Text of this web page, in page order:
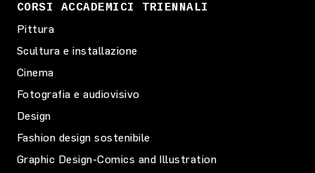
CORSI ACCADEMICI TRIENNALI
Pittura
Scultura e installazione
Cinema
Fotografia e audiovisivo
Design
Fashion design sostenibile
Graphic Design-Comics and Illustration